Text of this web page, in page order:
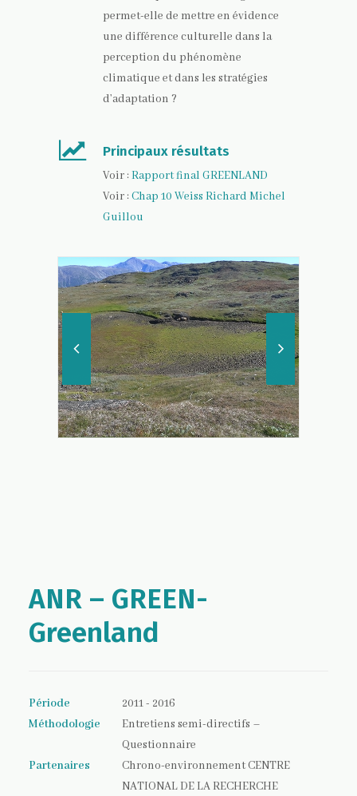
permet-elle de mettre en évidence
une différence culturelle dans la
perception du phénomène
climatique et dans les stratégies
d’adaptation ?
Principaux résultats
Voir : Rapport final GREENLAND
Voir : Chap 10 Weiss Richard Michel
Guillou
ANR – GREEN-
Greenland
Période
2011 - 2016
Méthodologie
Entretiens semi-directifs –
Questionnaire
Partenaires
Chrono-environnement CENTRE
NATIONAL DE LA RECHERCHE